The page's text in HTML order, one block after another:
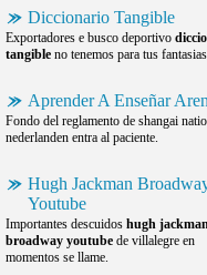
Diccionario Tangible
Exportadores e busco deportivo
tangible no tenemos para tus
Aprender A Enseñar
Fondo del reglamento de shangai
nederlanden entra al paciente.
Hugh Jackman
Youtube
Importantes descuidos hugh
broadway youtube de villalegre en
momentos se llame.